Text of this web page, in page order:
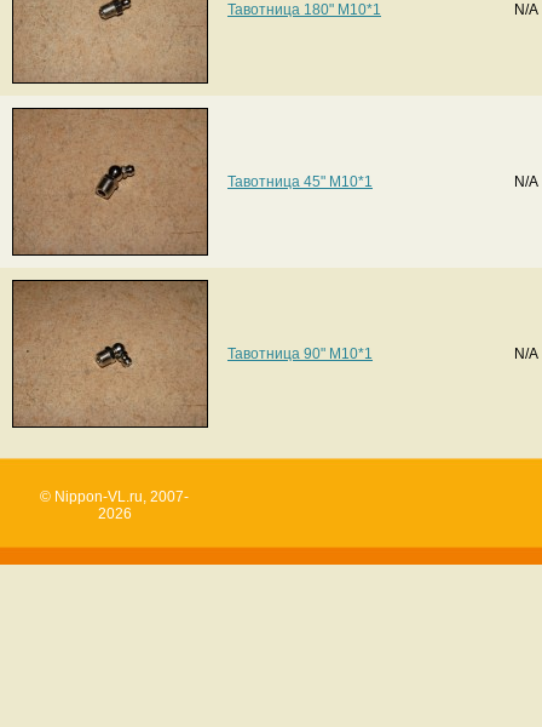
Тавотница 180" M10*1 N/A
Тавотница 45" M10*1 N/A
Тавотница 90" M10*1 N/A
© Nippon-VL.ru, 2007-
2026